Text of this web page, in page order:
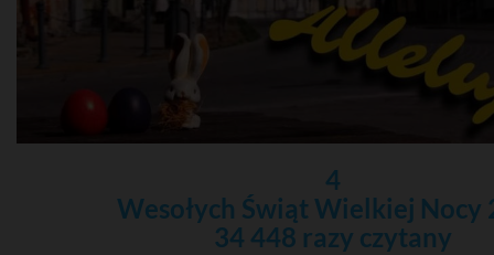
4
Wesołych Świąt Wielkiej Nocy
34 448 razy czytany